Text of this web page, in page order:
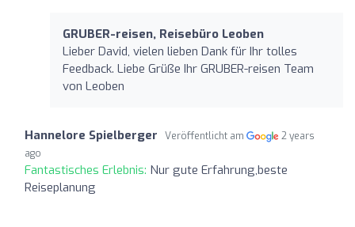
GRUBER-reisen, Reisebüro Leoben
Lieber David, vielen lieben Dank für Ihr tolles
Feedback. Liebe Grüße Ihr GRUBER-reisen Team
von Leoben
Hannelore Spielberger Veröffentlicht am
2 years
ago
Fantastisches Erlebnis: Nur gute Erfahrung,beste
Reiseplanung